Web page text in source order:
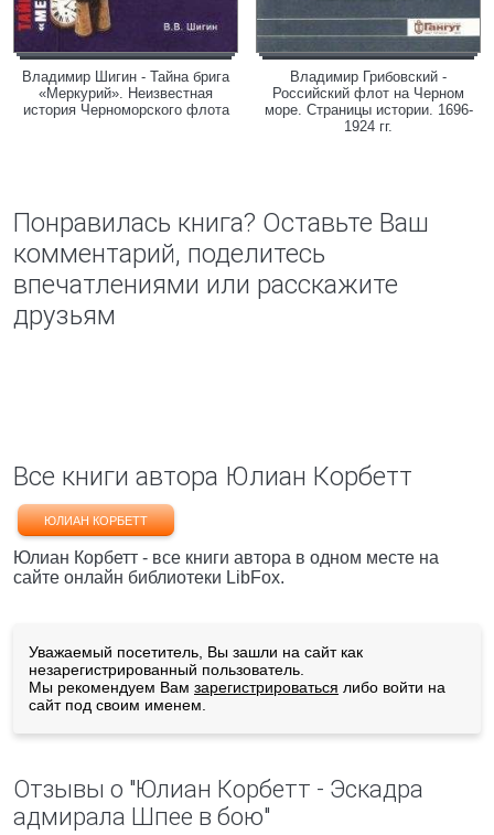
Владимир Шигин - Тайна брига
«Меркурий». Неизвестная
история Черноморского флота
Владимир Грибовский -
Российский флот на Черном
море. Страницы истории. 1696-
1924 гг.
Понравилась книга? Оставьте Ваш
комментарий, поделитесь
впечатлениями или расскажите
друзьям
Все книги автора Юлиан Корбетт
ЮЛИАН КОРБЕТТ
Юлиан Корбетт - все книги автора в одном месте на
сайте онлайн библиотеки LibFox.
Уважаемый посетитель, Вы зашли на сайт как
незарегистрированный пользователь.
Мы рекомендуем Вам зарегистрироваться либо войти на
сайт под своим именем.
Отзывы о "Юлиан Корбетт - Эскадра
адмирала Шпее в бою"